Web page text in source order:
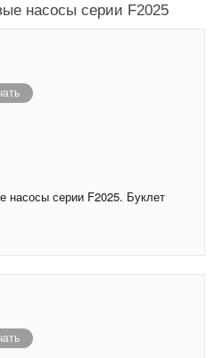
насосы серии F2025
насосы серии F2025. Буклет